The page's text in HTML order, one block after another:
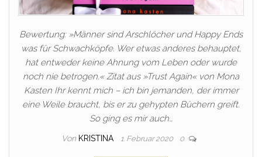
Bewertung: »Männer sind Arschlöcher und Happy Ends
was für Schwachköpfe. Wer etwas anderes behauptet,
hat entweder keine Ahnung vom Leben oder wurde
noch nie betrogen.« Zitat aus »Trust Again« von Mona
Kasten Ihr kennt mich – ich bin jemanden, der immer
eine Weile braucht, bis er zu gehypten Büchern greift.
So ging es mir auch…
Von KRISTINA 1. Februar 2020 0